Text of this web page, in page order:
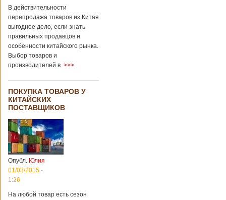
В действительности
перепродажа товаров из Китая
выгодное дело, если знать
правильных продавцов и
особенности китайского рынка.
Выбор товаров и
производителей в >>>
ПОКУПКА ТОВАРОВ У
КИТАЙСКИХ
ПОСТАВЩИКОВ
Опубл. Юлия
01/03/2015 -
1:26
На любой товар есть сезон